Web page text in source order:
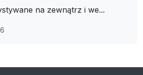
na zewnątrz i we...